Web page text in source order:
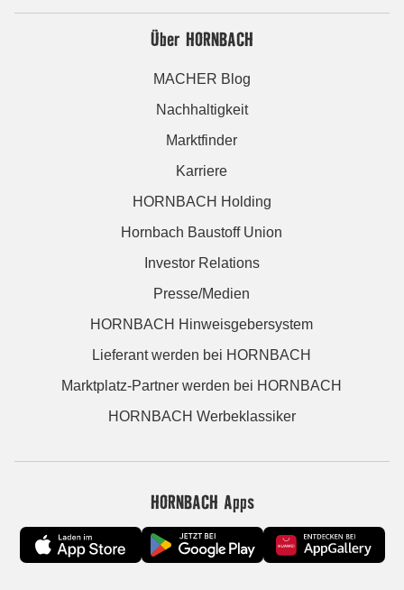
Über HORNBACH
MACHER Blog
Nachhaltigkeit
Marktfinder
Karriere
HORNBACH Holding
Hornbach Baustoff Union
Investor Relations
Presse/Medien
HORNBACH Hinweisgebersystem
Lieferant werden bei HORNBACH
Marktplatz-Partner werden bei HORNBACH
HORNBACH Werbeklassiker
HORNBACH Apps